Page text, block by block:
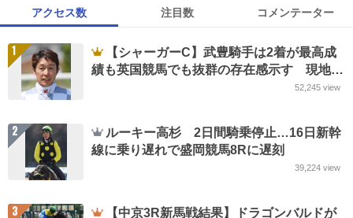
アクセス数 注目数 コメンテーター
1
【シャーガーC】武豊騎手は2着が最高成
績も英国競馬でも抜群の存在感示す 現地実
52,245 view
2
ルーキー高杉 2日間騎乗停止…16日新幹
線に乗り遅れで盛岡競馬8Rに遅刻
39,224 view
3
【中京3R新馬戦結果】ドラゴンバルドが